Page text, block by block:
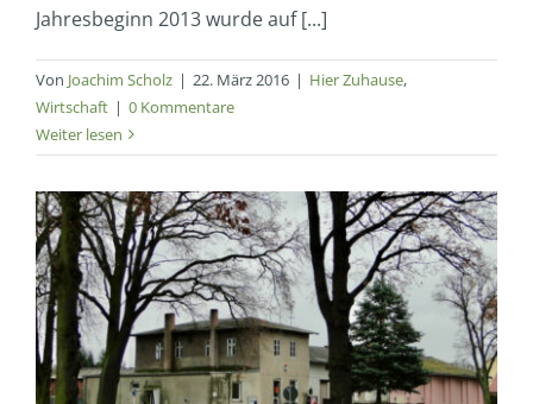
Jahresbeginn 2013 wurde auf [...]
Von Joachim Scholz | 22. März 2016 | Hier Zuhause,
Wirtschaft | 0 Kommentare
Weiter lesen